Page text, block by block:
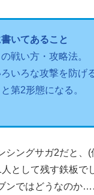
いてあること
戦い方・攻略法。
いろな攻撃を防げ
第2形態になる。
シングサガ2だと、
として残す鉄板で
ンではどうなのか